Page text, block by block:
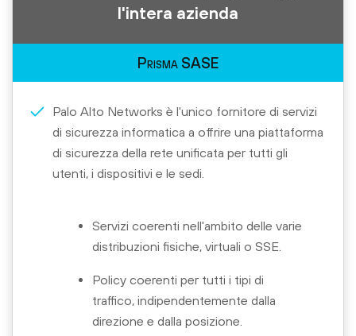
l'intera azienda
Prisma SASE
Palo Alto Networks è l'unico fornitore di servizi
di sicurezza informatica a offrire una piattaforma
di sicurezza della rete unificata per tutti gli
utenti, i dispositivi e le sedi.
Servizi coerenti nell'ambito delle varie
distribuzioni fisiche, virtuali o SSE.
Policy coerenti per tutti i tipi di
traffico, indipendentemente dalla
direzione e dalla posizione.